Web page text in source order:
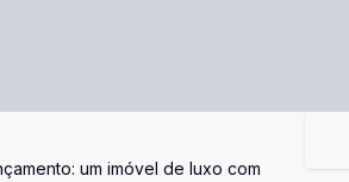
um imóvel de luxo com